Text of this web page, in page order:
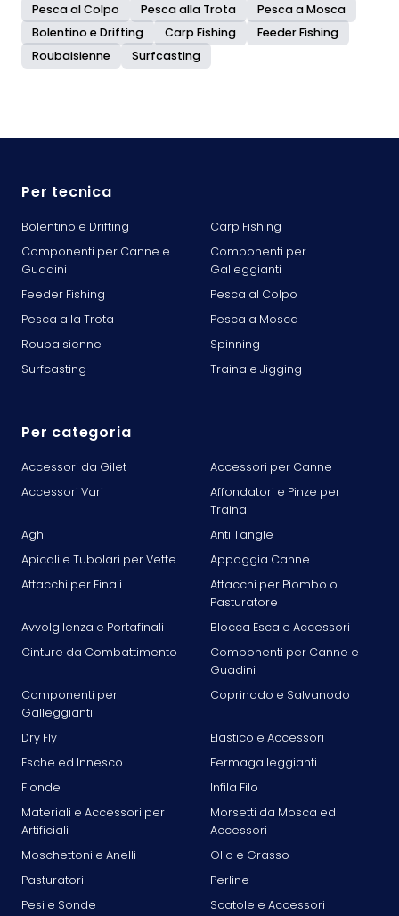
Pesca al Colpo Pesca alla Trota
Pesca a Mosca
Bolentino e Drifting
Carp Fishing
Feeder Fishing
Roubaisienne
Surfcasting
Per tecnica
Bolentino e Drifting
Carp Fishing
Componenti per Canne e
Guadini
Componenti per
Galleggianti
Feeder Fishing
Pesca al Colpo
Pesca alla Trota
Pesca a Mosca
Roubaisienne
Spinning
Surfcasting
Traina e Jigging
Per categoria
Accessori da Gilet
Accessori per Canne
Accessori Vari
Affondatori e Pinze per
Traina
Aghi
Anti Tangle
Apicali e Tubolari per Vette
Appoggia Canne
Attacchi per Finali
Attacchi per Piombo o
Pasturatore
Avvolgilenza e Portafinali
Blocca Esca e Accessori
Cinture da Combattimento
Componenti per Canne e
Guadini
Componenti per
Galleggianti
Coprinodo e Salvanodo
Dry Fly
Elastico e Accessori
Esche ed Innesco
Fermagalleggianti
Fionde
Infila Filo
Materiali e Accessori per
Artificiali
Morsetti da Mosca ed
Accessori
Moschettoni e Anelli
Olio e Grasso
Pasturatori
Perline
Pesi e Sonde
Scatole e Accessori